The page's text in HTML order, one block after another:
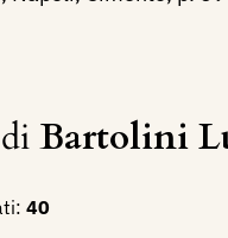
Bartolini
40